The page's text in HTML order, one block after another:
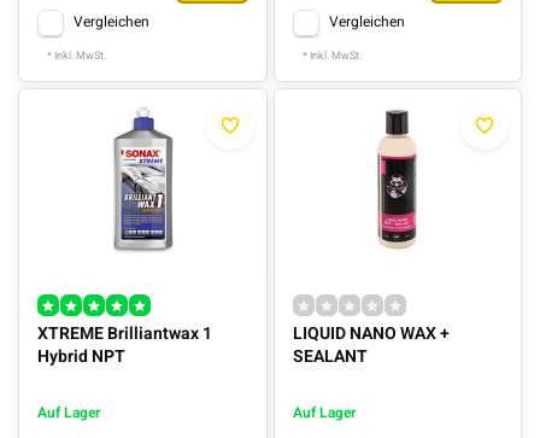
Vergleichen
* Inkl. MwSt.
Vergleichen
* Inkl. MwSt.
XTREME Brilliantwax 1
Hybrid NPT
Auf Lager
LIQUID NANO WAX +
SEALANT
Auf Lager